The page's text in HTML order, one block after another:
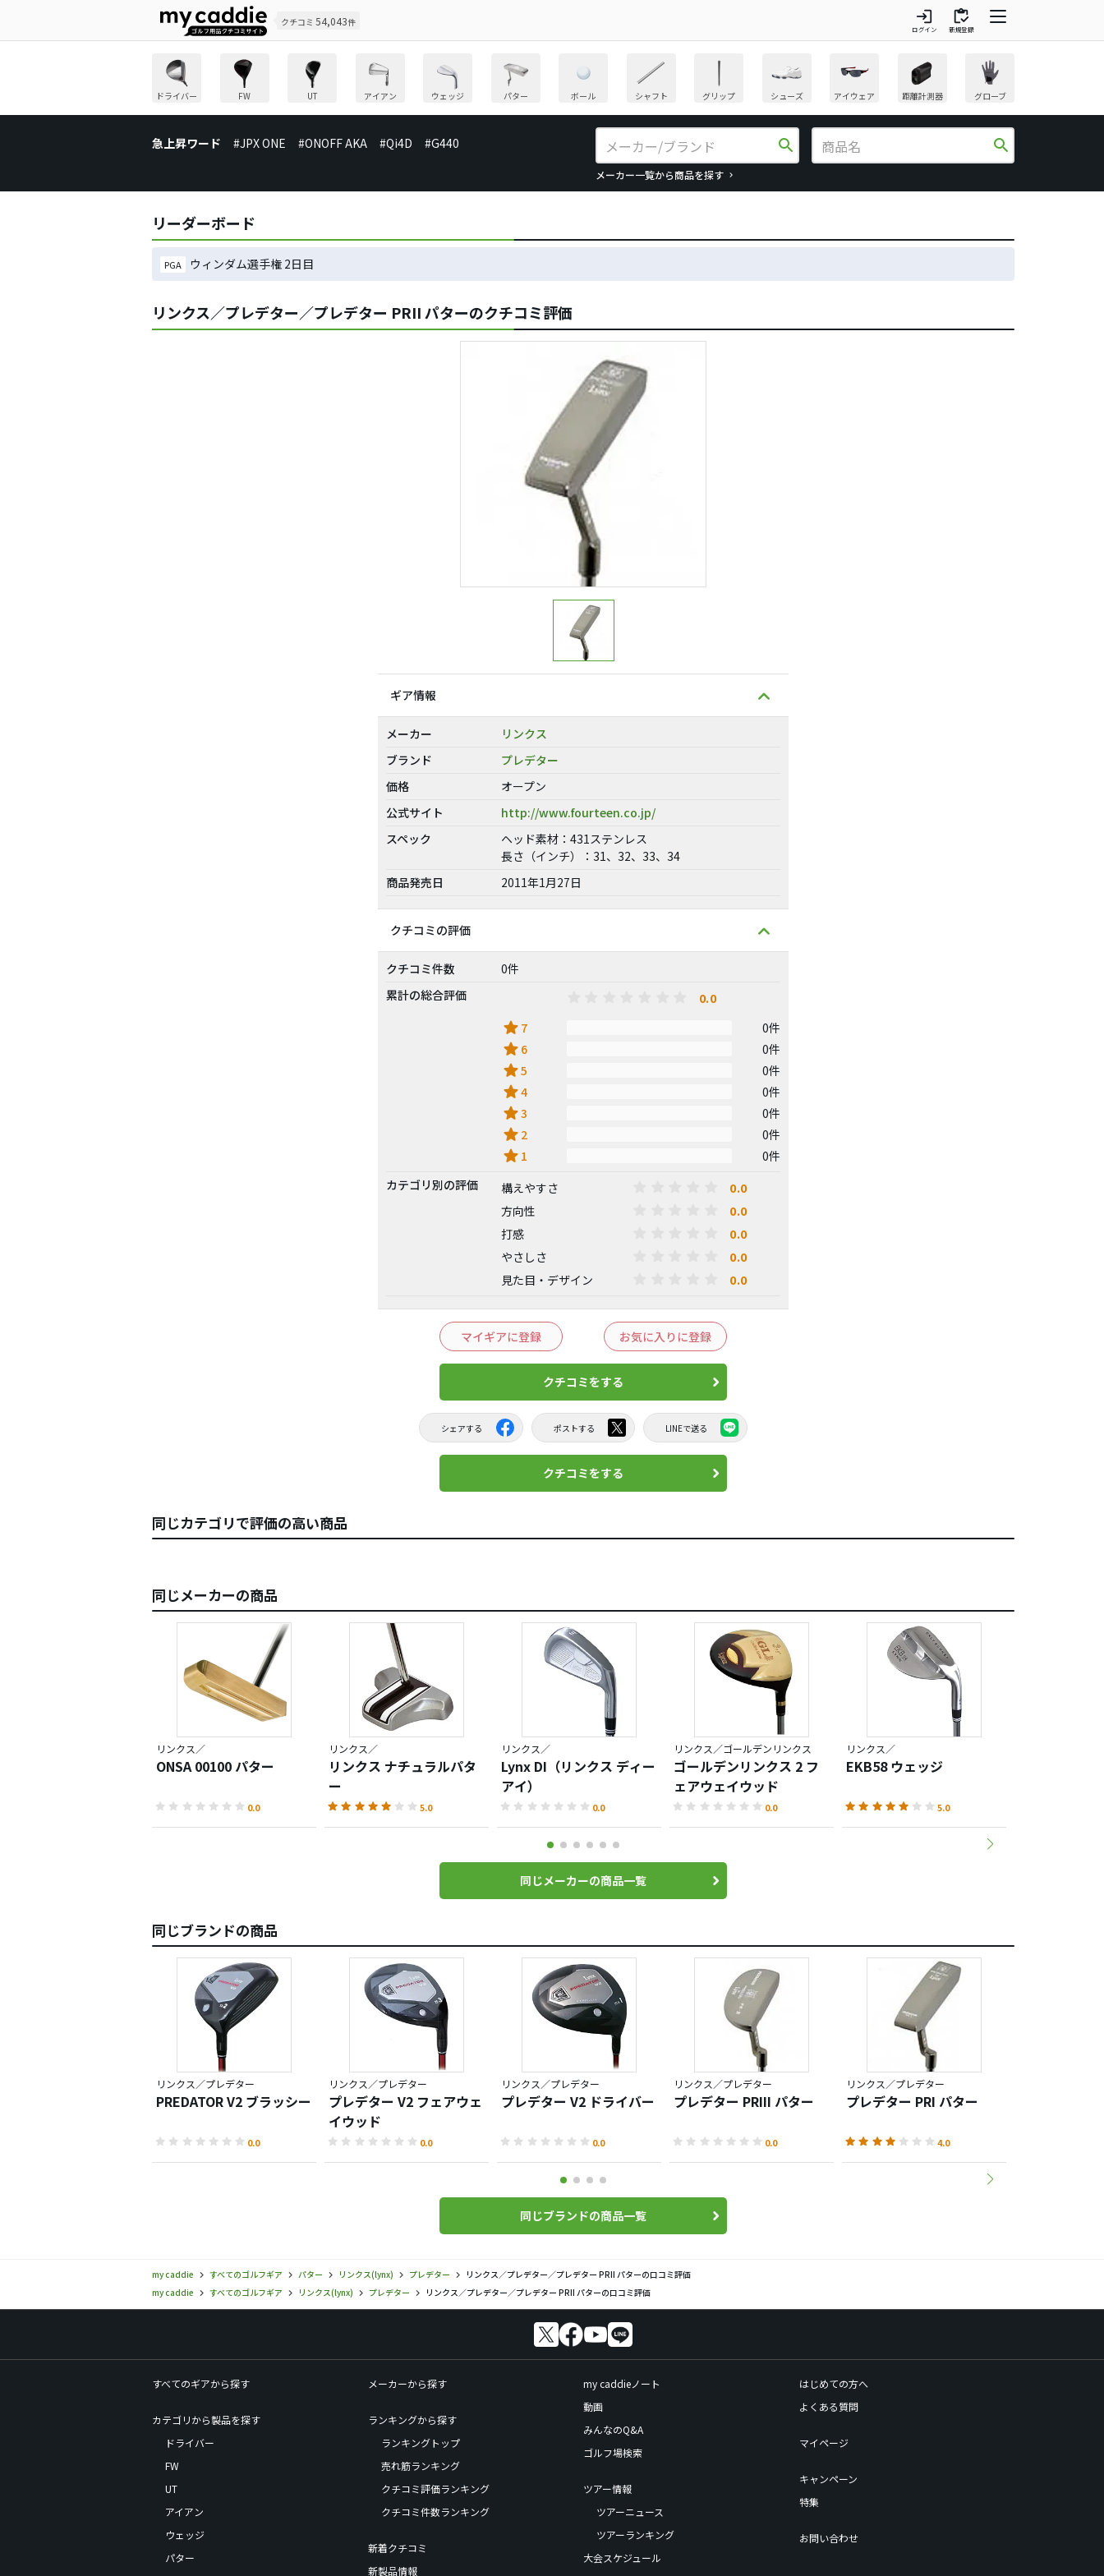
クチコミ 54,043件 login
ログイン
inventory
新規登録
ドライバー FW UT アイアン ウェッジ パター ボール シャフト グリップ シューズ アイウェア 距離計測器 グローブ
急上昇ワード #JPX ONE #ONOFF AKA #Qi4D #G440 search
メーカー一覧から商品を探す
search
リーダーボード
PGA ウィンダム選手権 2日目
リンクス／プレデター／プレデター PRII パターのクチコミ評価
ギア情報
メーカー
リンクス
ブランド
プレデター
価格
オープン
公式サイト
http://www.fourteen.co.jp/
スペック
ヘッド素材：431ステンレス
長さ（インチ）：31、32、33、34
商品発売日
2011年1月27日
クチコミの評価
クチコミ件数
0件
累計の総合評価
0.0
star 7 0件
star 6 0件
star5 0件
star4 0件
star3 0件
star 2 0件
star 1
0件
カテゴリ別の評価
構えやすさ 0.0
方向性 0.0
打感 0.0
やさしさ 0.0
見た目・デザイン 0.0
マイギアに登録 お気に入りに登録
クチコミをする
シェアする ポストする LINEで送る
クチコミをする
同じカテゴリで評価の高い商品
同じメーカーの商品
リンクス／
ONSA 00100 パター
0.0
リンクス／
リンクス ナチュラルパタ
ー
5.0
リンクス／
Lynx DI（リンクス ディー
アイ）
0.0
リンクス／ゴールデンリンクス
ゴールデンリンクス 2 フ
ェアウェイウッド
0.0
リンクス／
EKB58 ウェッジ
5.0
同じメーカーの商品一覧
同じブランドの商品
リンクス／プレデター
PREDATOR V2 ブラッシー
0.0
リンクス／プレデター
プレデター V2 フェアウェ
イウッド
0.0
リンクス／プレデター
プレデター V2 ドライバー
0.0
リンクス／プレデター
プレデター PRIII パター
0.0
リンクス／プレデター
プレデター PRI パター
4.0
同じブランドの商品一覧
my caddie すべてのゴルフギア パター リンクス(lynx) プレデター
リンクス／プレデター／プレデター PRII パターの口コミ評価
my caddie
すべてのゴルフギア リンクス(lynx) プレデター リンクス／プレデター／プレデター PRII パターの口コミ評価
すべてのギアから探す
カテゴリから製品を探す
ドライバー
FW
UT
アイアン
ウェッジ
パター
メーカーから探す
ランキングから探す
ランキングトップ
売れ筋ランキング
クチコミ評価ランキング
クチコミ件数ランキング
新着クチコミ
新製品情報
my caddieノート
動画
みんなのQ&A
ゴルフ場検索
ツアー情報
ツアーニュース
ツアーランキング
大会スケジュール
はじめての方へ
よくある質問
マイページ
キャンペーン
特集
お問い合わせ